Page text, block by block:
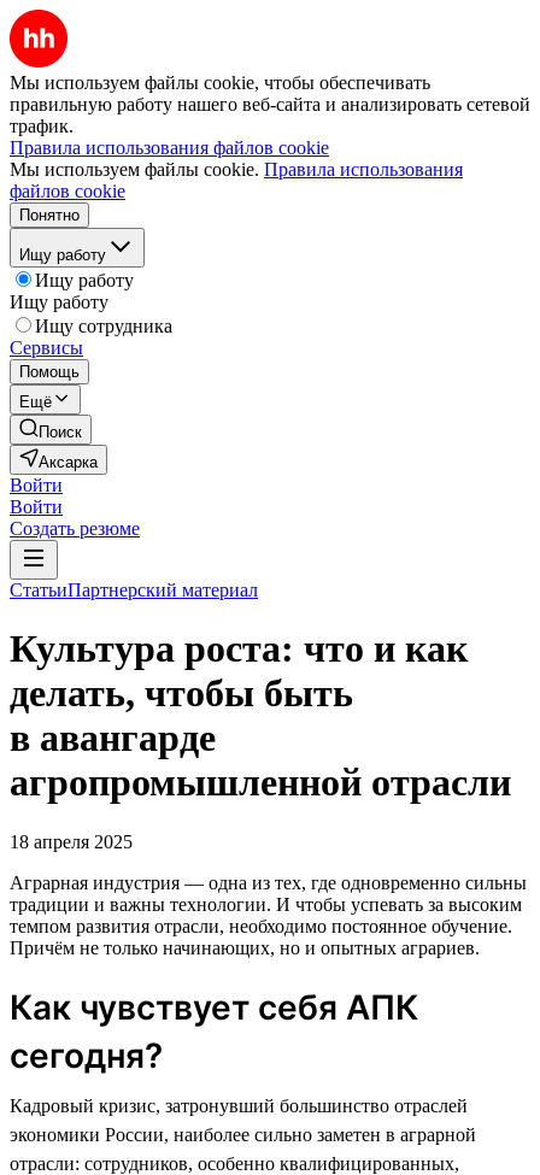
Мы используем файлы cookie, чтобы обеспечивать
правильную работу нашего веб-сайта и анализировать сетевой
трафик.
Правила использования файлов cookie
Мы используем файлы cookie. Правила использования
файлов cookie
Понятно
Ищу работу
Ищу работу
Ищу работу
Ищу сотрудника
Сервисы
Помощь
Ещё
Поиск
Аксарка
Войти
Войти
Создать резюме
СтатьиПартнерский материал
Культура роста: что и как
делать, чтобы быть
в авангарде
агропромышленной отрасли
18 апреля 2025
Аграрная индустрия — одна из тех, где одновременно сильны
традиции и важны технологии. И чтобы успевать за высоким
темпом развития отрасли, необходимо постоянное обучение.
Причём не только начинающих, но и опытных аграриев.
Как чувствует себя АПК
сегодня?
Кадровый кризис, затронувший большинство отраслей
экономики России, наиболее сильно заметен в аграрной
отрасли: сотрудников, особенно квалифицированных,